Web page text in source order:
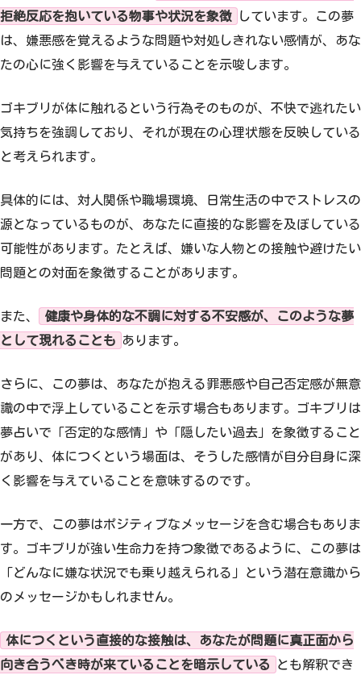
拒絶反応を抱いている物事や状況を象徴
しています。この夢
は、嫌悪感を覚えるような問題や対処しきれない感情が、あな
たの心に強く影響を与えていることを示唆します。
ゴキブリが体に触れるという行為そのものが、不快で逃れたい
気持ちを強調しており、それが現在の心理状態を反映している
と考えられます。
具体的には、対人関係や職場環境、日常生活の中でストレスの
源となっているものが、あなたに直接的な影響を及ぼしている
可能性があります。たとえば、嫌いな人物との接触や避けたい
問題との対面を象徴することがあります。
また、
健康や身体的な不調に対する不安感が、このような夢
として現れることも あります。
さらに、この夢は、あなたが抱える罪悪感や自己否定感が無意
識の中で浮上していることを示す場合もあります。ゴキブリは
夢占いで「否定的な感情」や「隠したい過去」を象徴すること
があり、体につくという場面は、そうした感情が自分自身に深
く影響を与えていることを意味するのです。
一方で、この夢はポジティブなメッセージを含む場合もありま
す。ゴキブリが強い生命力を持つ象徴であるように、この夢は
「どんなに嫌な状況でも乗り越えられる」という潜在意識から
のメッセージかもしれません。
体につくという直接的な接触は、あなたが問題に真正面から
向き合うべき時が来ていることを暗示している
とも解釈でき